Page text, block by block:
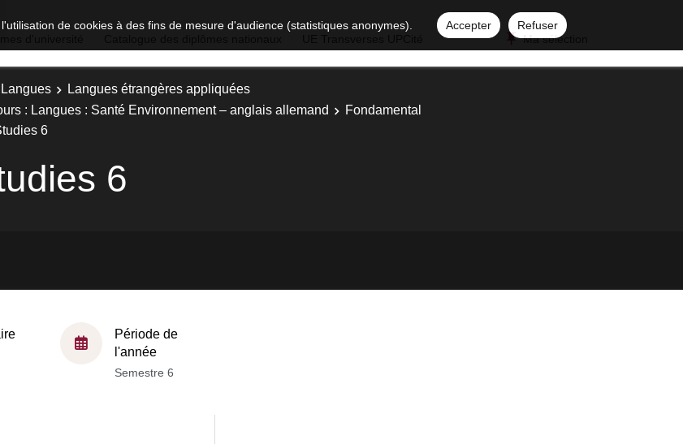
de cookies à des fins de mesure d'audience (statistiques anonymes). Accepter
Refuser
Ma sélection
Langues étrangères appliquées
: Langues : Santé Environnement – anglais allemand
Fondamental
6
6
Période de
l'année
Semestre 6